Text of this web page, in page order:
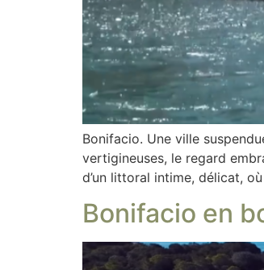
Bonifacio. Une ville
vertigineuses, le regard
d’un littoral intime, délicat,
Bonifacio en